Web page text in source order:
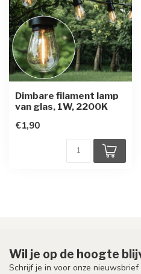
Dimbare filament lamp
van glas, 1W, 2200K
€1,90
Wil je op de hoogte
Schrijf je in voor onze nieuwsbrief